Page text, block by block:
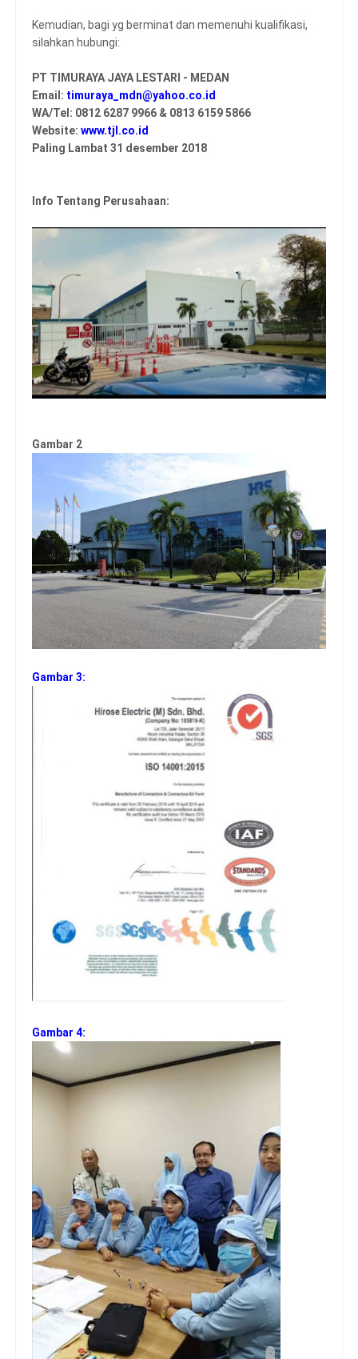
Kemudian, bagi yg berminat dan memenuhi kualifikasi,
silahkan hubungi:
PT TIMURAYA JAYA LESTARI - MEDAN
Email: timuraya_mdn@yahoo.co.id
WA/Tel: 0812 6287 9966 & 0813 6159 5866
Website: www.tjl.co.id
Paling Lambat 31 desember 2018
Info Tentang Perusahaan:
Gambar 2
Gambar 3:
Gambar 4: